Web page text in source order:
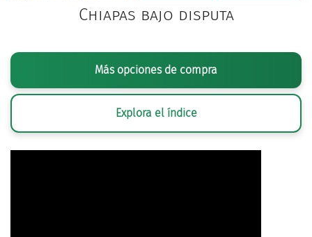
Chiapas bajo disputa
Más opciones de compra
Explora el índice